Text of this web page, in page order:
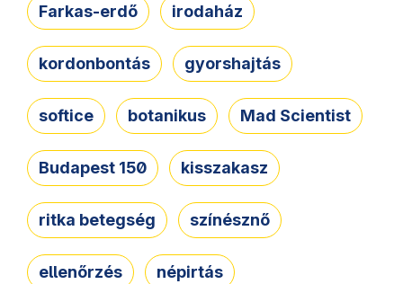
Farkas-erdő irodaház
kordonbontás gyorshajtás
softice botanikus Mad Scientist
Budapest 150 kisszakasz
ritka betegség színésznő
ellenőrzés népirtás